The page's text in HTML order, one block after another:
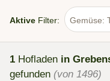
Aktive Filter: Gemüse:
1 Hofladen in
gefunden (von 1496)